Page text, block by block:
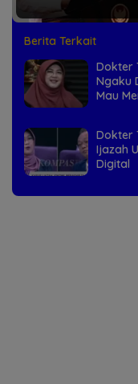
Berita Terkait
Dokter
Ngaku
Mau
Dokter
Ijazah
Digital